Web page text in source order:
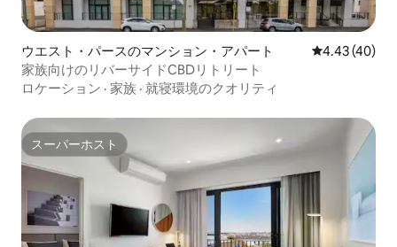
ウエスト・パースのマンション・アパート レビュー40
4.43 (40)
家族向けのリバーサイドCBDリトリート
ロケーション · 家族 · 就寝環境のクオリティ
スーパーホスト
スーパーホスト